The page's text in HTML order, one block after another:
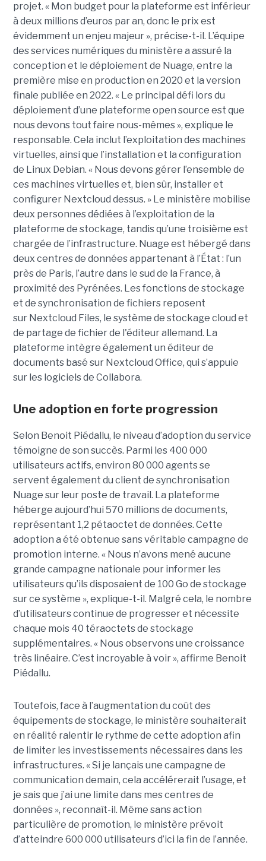
projet. « Mon budget pour la plateforme est inférieur
à deux millions d’euros par an, donc le prix est
évidemment un enjeu majeur », précise-t-il. L’équipe
des services numériques du ministère a assuré la
conception et le déploiement de Nuage, entre la
première mise en production en 2020 et la version
finale publiée en 2022. « Le principal défi lors du
déploiement d’une plateforme open source est que
nous devons tout faire nous-mêmes », explique le
responsable. Cela inclut l’exploitation des machines
virtuelles, ainsi que l’installation et la configuration
de Linux Debian. « Nous devons gérer l’ensemble de
ces machines virtuelles et, bien sûr, installer et
configurer Nextcloud dessus. » Le ministère mobilise
deux personnes dédiées à l’exploitation de la
plateforme de stockage, tandis qu’une troisième est
chargée de l’infrastructure. Nuage est hébergé dans
deux centres de données appartenant à l’État : l’un
près de Paris, l’autre dans le sud de la France, à
proximité des Pyrénées. Les fonctions de stockage
et de synchronisation de fichiers reposent
sur Nextcloud Files, le système de stockage cloud et
de partage de fichier de l'éditeur allemand. La
plateforme intègre également un éditeur de
documents basé sur Nextcloud Office, qui s’appuie
sur les logiciels de Collabora.
Une adoption en forte progression
Selon Benoit Piédallu, le niveau d’adoption du service
témoigne de son succès. Parmi les 400 000
utilisateurs actifs, environ 80 000 agents se
servent également du client de synchronisation
Nuage sur leur poste de travail. La plateforme
héberge aujourd’hui 570 millions de documents,
représentant 1,2 pétaoctet de données. Cette
adoption a été obtenue sans véritable campagne de
promotion interne. « Nous n’avons mené aucune
grande campagne nationale pour informer les
utilisateurs qu’ils disposaient de 100 Go de stockage
sur ce système », explique-t-il. Malgré cela, le nombre
d’utilisateurs continue de progresser et nécessite
chaque mois 40 téraoctets de stockage
supplémentaires. « Nous observons une croissance
très linéaire. C’est incroyable à voir », affirme Benoit
Piédallu.
Toutefois, face à l’augmentation du coût des
équipements de stockage, le ministère souhaiterait
en réalité ralentir le rythme de cette adoption afin
de limiter les investissements nécessaires dans les
infrastructures. « Si je lançais une campagne de
communication demain, cela accélérerait l’usage, et
je sais que j’ai une limite dans mes centres de
données », reconnaît-il. Même sans action
particulière de promotion, le ministère prévoit
d’atteindre 600 000 utilisateurs d’ici la fin de l’année.